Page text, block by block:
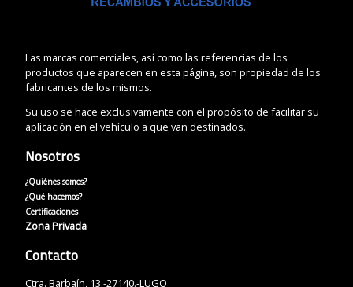
Las marcas comerciales, así como las referencias de los
productos que aparecen en esta página, son propiedad de los
fabricantes de los mismos.
Su uso se hace exclusivamente con el propósito de facilitar su
aplicación en el vehículo a que van destinados.
Nosotros
¿Quiénes somos?
¿Qué hacemos?
Certificaciones
Zona Privada
Contacto
Ctra. Barbaín, 13.-27140.-LUGO